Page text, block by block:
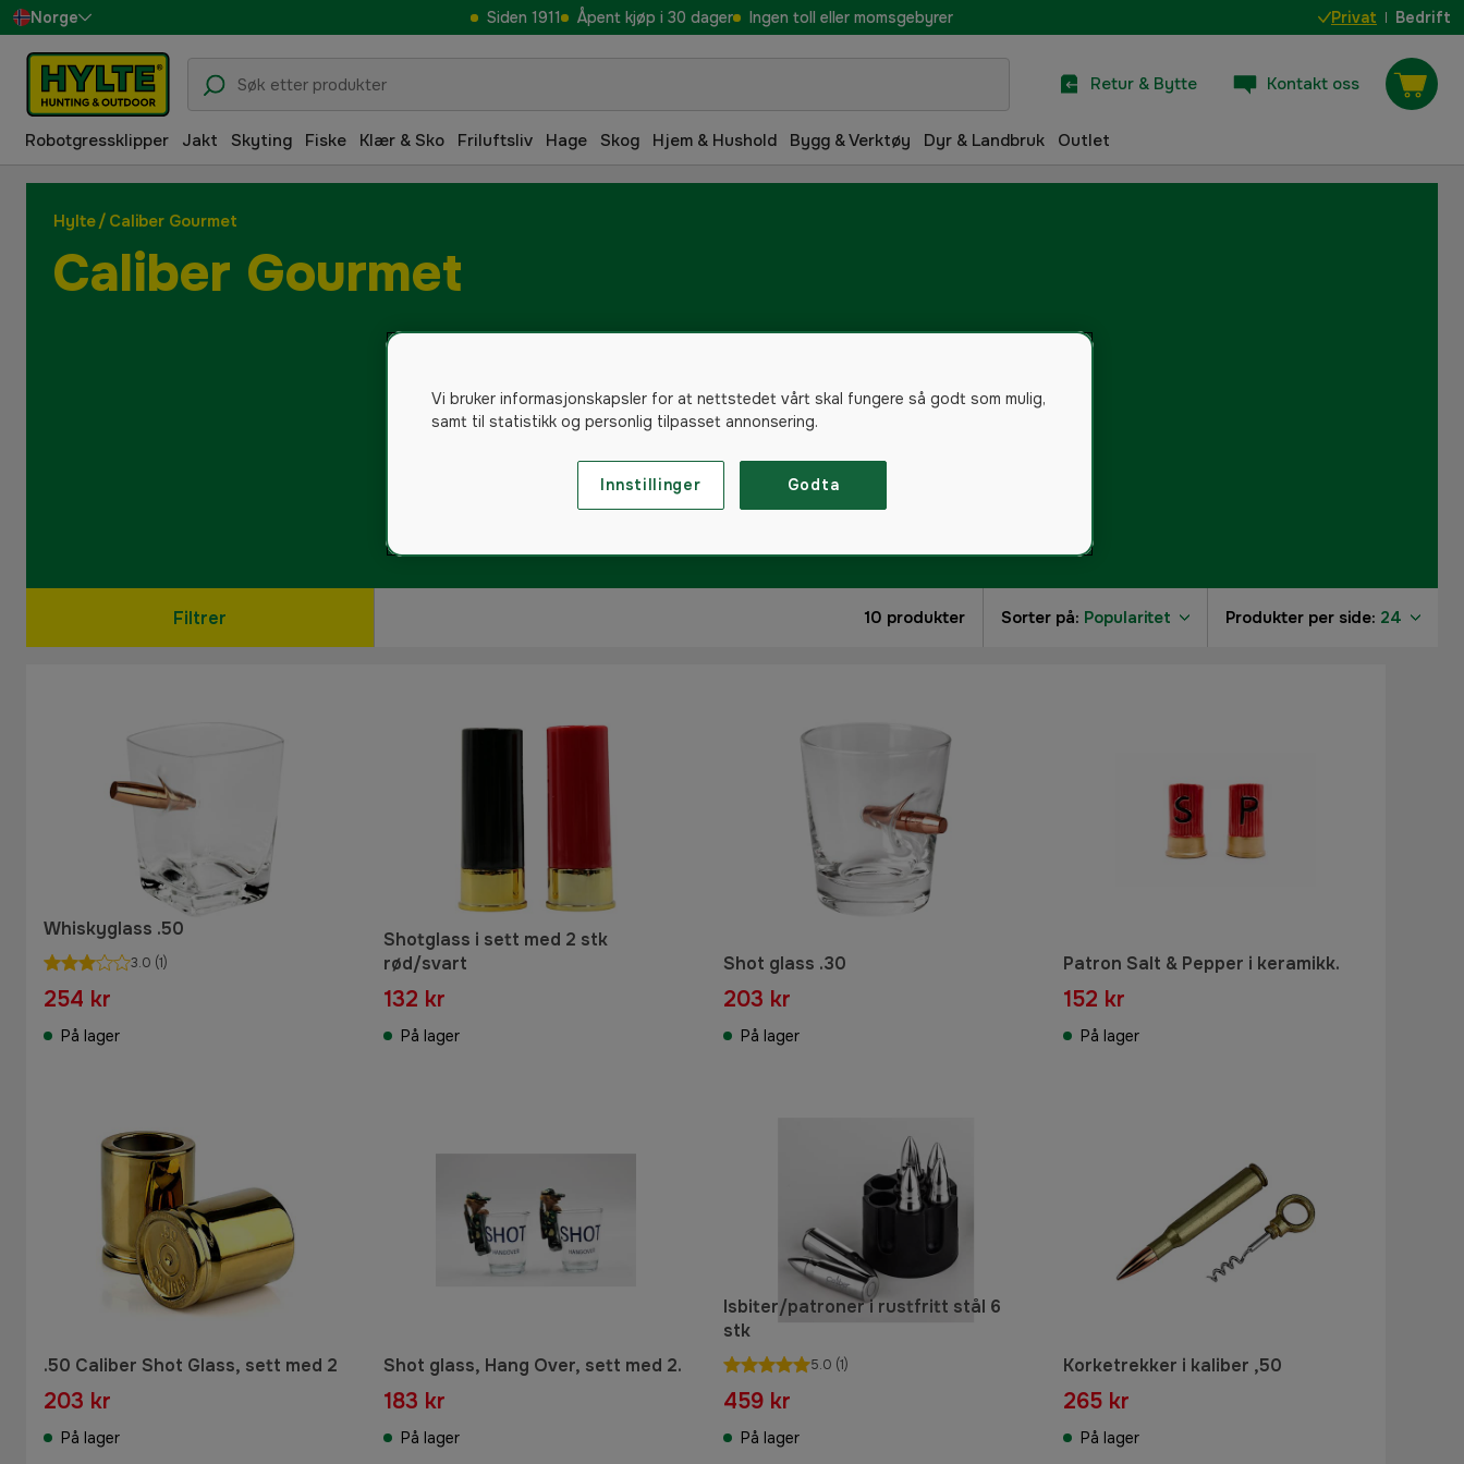
Norge
Sverige
Danmark
Suomi
Siden 1911 Åpent kjøp i 30 dager Ingen toll eller momsgebyrer Privat Bedrift
Retur & Bytte Kontakt oss
Robotgressklipper Jakt Skyting Fiske Klær & Sko Friluftsliv Hage Skog Hjem & Hushold Bygg & Verktøy Dyr & Landbruk Outlet
Hylte/ Caliber Gourmet
Caliber Gourmet
Filtrer 10 produkter Sorter på: Popularitet Produkter per side: 24
Whiskyglass .50
3.0 (1)
254 kr
På lager
Shotglass i sett med 2 stk
rød/svart
132 kr
På lager
Shot glass .30
203 kr
På lager
Patron Salt & Pepper i keramikk.
152 kr
På lager
.50 Caliber Shot Glass, sett med 2
203 kr
På lager
Shot glass, Hang Over, sett med 2.
183 kr
På lager
Isbiter/patroner i rustfritt stål 6
stk
5.0 (1)
459 kr
På lager
Korketrekker i kaliber ,50
265 kr
På lager
Vi bruker informasjonskapsler for at nettstedet vårt skal fungere så godt som mulig,
samt til statistikk og personlig tilpasset annonsering.
Innstillinger Godta